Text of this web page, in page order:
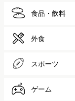
食品・飲料
外食
スポーツ
ゲーム